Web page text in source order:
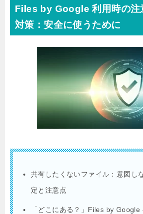
Files by Google 利用時の注
対策：安全に使うために
共有したくないファイル：意図し
定と注意点
「どこにある？」Files by